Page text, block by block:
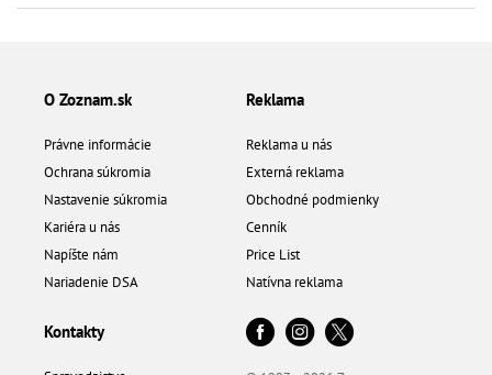
O Zoznam.sk
Právne informácie
Ochrana súkromia
Nastavenie súkromia
Kariéra u nás
Napíšte nám
Nariadenie DSA
Reklama
Reklama u nás
Externá reklama
Obchodné podmienky
Cenník
Price List
Natívna reklama
Kontakty